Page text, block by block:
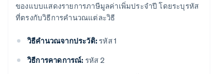
ของแบบแสดงรายการภาษีมูลค่าเพิ่มประจำปี โดยระบุรหัส
ที่ตรงกับวิธีการคํานวณแต่ละวิธี
วิธีคำนวณจากประวัติ: รหัส 1
วิธีการคาดการณ์: รหัส 2